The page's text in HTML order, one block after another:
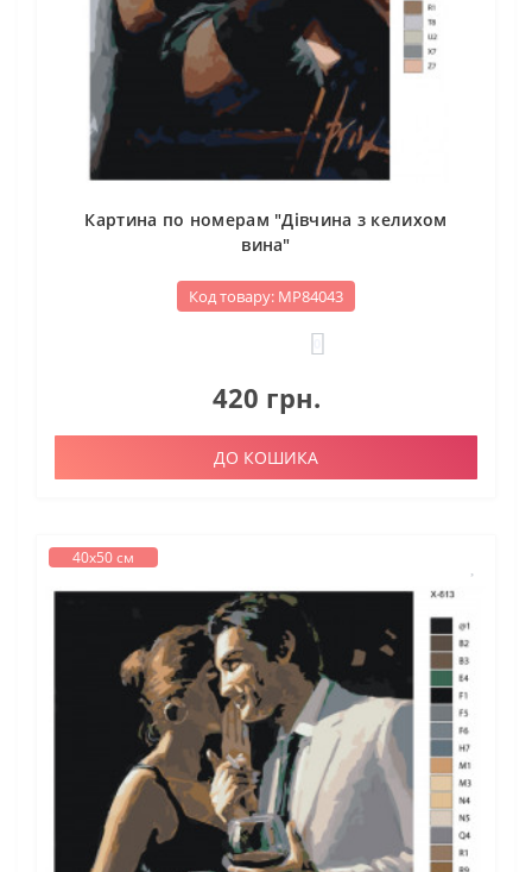
Картина по номерам "Дівчина з келихом
вина"
Код товару: МР84043
420 грн.
ДО КОШИКА
40х50 см